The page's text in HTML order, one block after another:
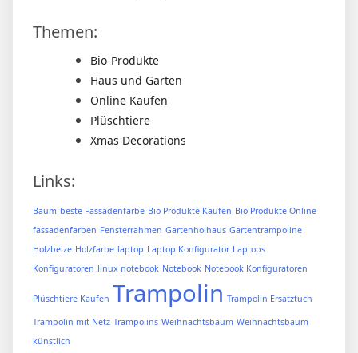
Themen:
Bio-Produkte
Haus und Garten
Online Kaufen
Plüschtiere
Xmas Decorations
Links:
Baum beste Fassadenfarbe Bio-Produkte Kaufen Bio-Produkte Online
fassadenfarben Fensterrahmen Gartenholhaus Gartentrampoline
Holzbeize Holzfarbe laptop Laptop Konfigurator Laptops
Konfiguratoren linux notebook Notebook Notebook Konfiguratoren
Plüschtiere Kaufen Trampolin Trampolin Ersatztuch
Trampolin mit Netz Trampolins Weihnachtsbaum Weihnachtsbaum
künstlich